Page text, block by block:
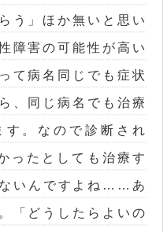
う」ほか無いと思い
障害の可能性が高い
て病名同じでも症状
、同じ病名でも治療
。なので診断され
ったとしても治療す
いんですよね……あ
「どうしたらよいの